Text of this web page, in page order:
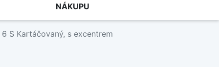
NÁKUPU
S Kartáčovaný, s excentrem